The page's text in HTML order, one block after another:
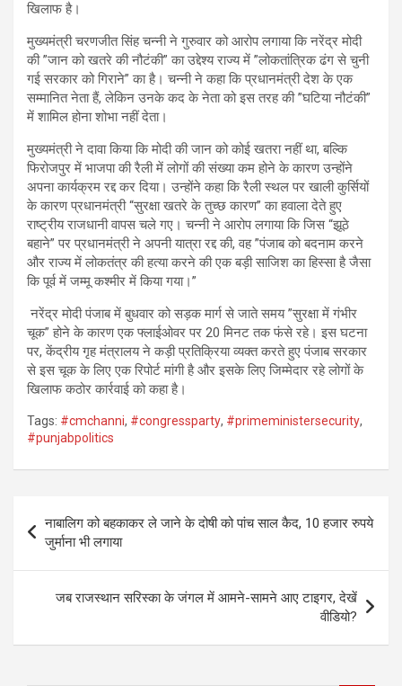
खिलाफ है।
मुख्यमंत्री चरणजीत सिंह चन्नी ने गुरुवार को आरोप लगाया कि नरेंद्र मोदी
की ”जान को खतरे की नौटंकी” का उद्देश्य राज्य में ”लोकतांत्रिक ढंग से चुनी
गई सरकार को गिराने” का है। चन्नी ने कहा कि प्रधानमंत्री देश के एक
सम्मानित नेता हैं, लेकिन उनके कद के नेता को इस तरह की ”घटिया नौटंकी”
में शामिल होना शोभा नहीं देता।
मुख्यमंत्री ने दावा किया कि मोदी की जान को कोई खतरा नहीं था, बल्कि
फिरोजपुर में भाजपा की रैली में लोगों की संख्या कम होने के कारण उन्होंने
अपना कार्यक्रम रद्द कर दिया। उन्होंने कहा कि रैली स्थल पर खाली कुर्सियों
के कारण प्रधानमंत्री “सुरक्षा खतरे के तुच्छ कारण” का हवाला देते हुए
राष्ट्रीय राजधानी वापस चले गए। चन्नी ने आरोप लगाया कि जिस “झूठे
बहाने” पर प्रधानमंत्री ने अपनी यात्रा रद्द की, वह ”पंजाब को बदनाम करने
और राज्य में लोकतंत्र की हत्या करने की एक बड़ी साजिश का हिस्सा है जैसा
कि पूर्व में जम्मू कश्मीर में किया गया।”
नरेंद्र मोदी पंजाब में बुधवार को सड़क मार्ग से जाते समय ”सुरक्षा में गंभीर
चूक” होने के कारण एक फ्लाईओवर पर 20 मिनट तक फंसे रहे। इस घटना
पर, केंद्रीय गृह मंत्रालय ने कड़ी प्रतिक्रिया व्यक्त करते हुए पंजाब सरकार
से इस चूक के लिए एक रिपोर्ट मांगी है और इसके लिए जिम्मेदार रहे लोगों के
खिलाफ कठोर कार्रवाई को कहा है।
Tags: #cmchanni, #congressparty, #primeministersecurity,
#punjabpolitics
navigation
नाबालिग को बहकाकर ले जाने के दोषी को पांच साल कैद, 10 हजार रुपये
जुर्माना भी लगाया
जब राजस्थान सरिस्का के जंगल में आमने-सामने आए टाइगर, देखें
वीडियो?